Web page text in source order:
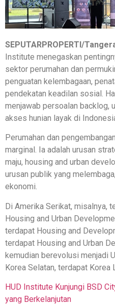
SEPUTARPROPERTI/
Institute menegaskan
sektor perumahan dan
penguatan kelembagaan,
pendekatan keadilan sosial.
menjawab persoalan backlog,
akses hunian layak di
Perumahan dan
marginal. Ia adalah urusan
maju, housing and urban
urusan publik yang
ekonomi.
Di Amerika Serikat, misalnya,
Housing and Urban
terdapat Housing and
terdapat Housing and Urban
kemudian berevolusi menjadi
Korea Selatan, terdapat Korea
HUD Institute Kunjungi BSD
yang Berkelanjutan